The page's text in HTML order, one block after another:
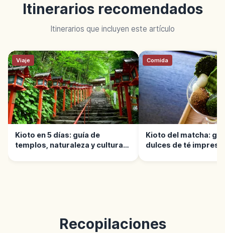
Itinerarios recomendados
Itinerarios que incluyen este artículo
Viaje
Kioto en 5 días: guía de
templos, naturaleza y cultura
Comida
Kioto del matcha:
dulces de té
Recopilaciones